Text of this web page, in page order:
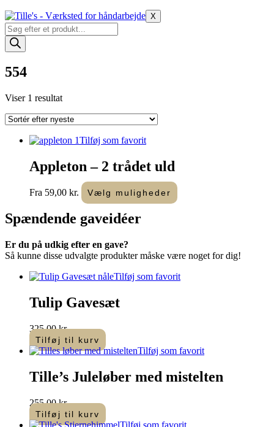
X
Products
search
554
Viser 1 resultat
Tilføj som favorit
Appleton – 2 trådet uld
Fra 59,00 kr. Vælg muligheder
vare
kan
på
Spændende gaveidéer
Er du på udkig efter en gave?
Så kunne disse udvalgte produkter måske være noget for dig!
Tilføj som favorit
Tulip Gavesæt
325,00kr.
Tilføj til kurv
Tilføj som favorit
Tille’s Juleløber med mistelten
255,00kr.
Tilføj til kurv
Tilføj som favorit